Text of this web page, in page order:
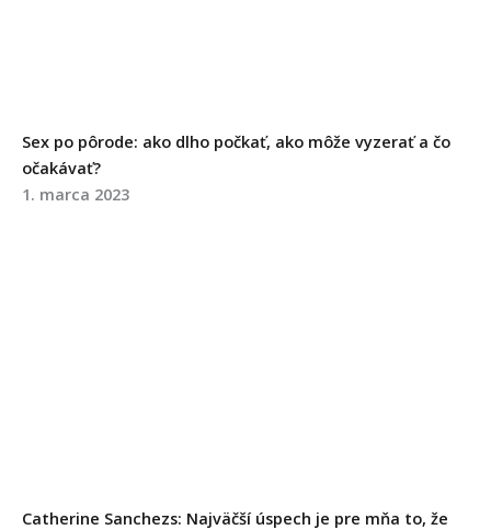
Sex po pôrode: ako dlho počkať, ako môže vyzerať a čo
očakávať?
1. marca 2023
Catherine Sanchezs: Najväčší úspech je pre mňa to, že